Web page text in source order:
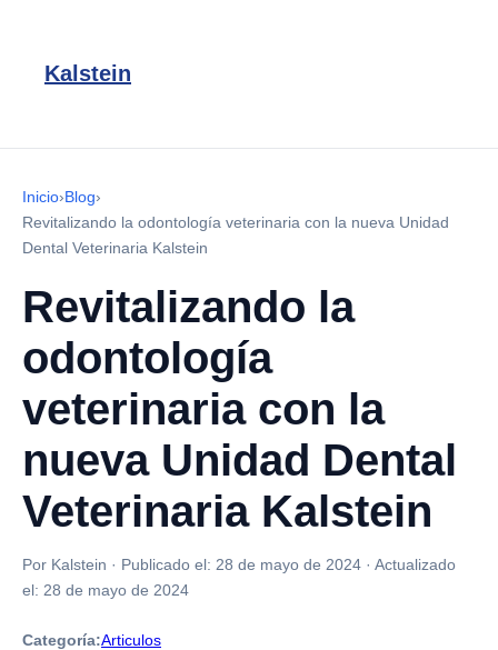
Kalstein
Inicio›Blog›
Revitalizando la odontología veterinaria con la nueva Unidad
Dental Veterinaria Kalstein
Revitalizando la
odontología
veterinaria con la
nueva Unidad Dental
Veterinaria Kalstein
Por Kalstein · Publicado el: 28 de mayo de 2024 · Actualizado
el: 28 de mayo de 2024
Categoría:Articulos